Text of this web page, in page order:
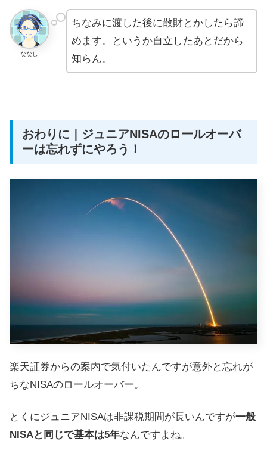
ななし
ちなみに渡した後に散財とかしたら諦
めます。というか自立したあとだから
知らん。
おわりに｜ジュニアNISAのロールオーバ
ーは忘れずにやろう！
楽天証券からの案内で気付いたんですが意外と忘れが
ちなNISAのロールオーバー。
とくにジュニアNISAは非課税期間が長いんですが一般
NISAと同じで基本は5年なんですよね。